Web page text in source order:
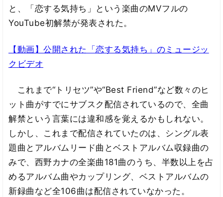
と、「恋する気持ち」という楽曲のMVフルの
YouTube初解禁が発表された。
【動画】公開された「恋する気持ち」のミュージッ
クビデオ
これまで“トリセツ”や“Best Friend”など数々のヒ
ット曲がすでにサブスク配信されているので、全曲
解禁という言葉には違和感を覚えるかもしれない。
しかし、これまで配信されていたのは、シングル表
題曲とアルバムリード曲とベストアルバム収録曲の
みで、西野カナの全楽曲181曲のうち、半数以上を占
めるアルバム曲やカップリング、ベストアルバムの
新録曲など全106曲は配信されていなかった。